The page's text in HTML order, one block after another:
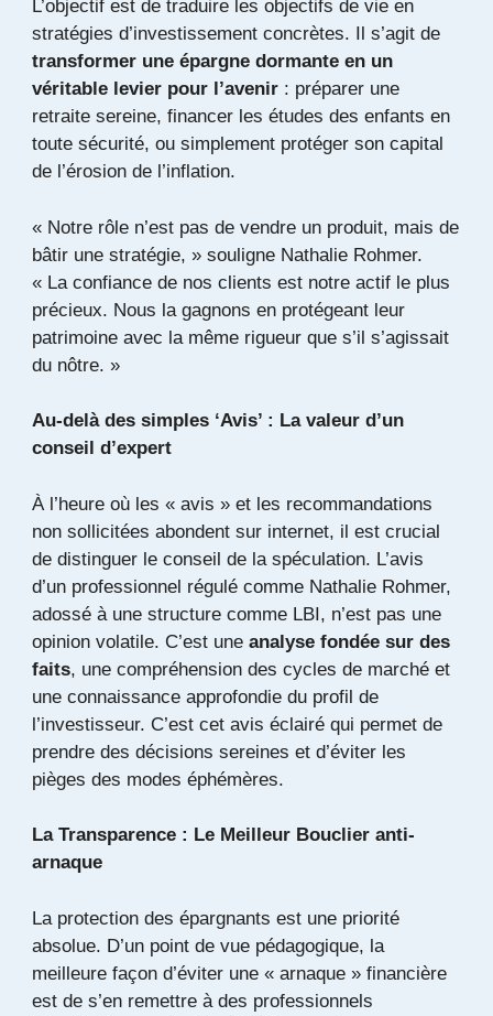
L’objectif est de traduire les objectifs de vie en
stratégies d’investissement concrètes. Il s’agit de
transformer une épargne dormante en un
véritable levier pour l’avenir : préparer une
retraite sereine, financer les études des enfants en
toute sécurité, ou simplement protéger son capital
de l’érosion de l’inflation.
« Notre rôle n’est pas de vendre un produit, mais de
bâtir une stratégie, » souligne Nathalie Rohmer.
« La confiance de nos clients est notre actif le plus
précieux. Nous la gagnons en protégeant leur
patrimoine avec la même rigueur que s’il s’agissait
du nôtre. »
Au-delà des simples ‘Avis’ : La valeur d’un
conseil d’expert
À l’heure où les « avis » et les recommandations
non sollicitées abondent sur internet, il est crucial
de distinguer le conseil de la spéculation. L’avis
d’un professionnel régulé comme Nathalie Rohmer,
adossé à une structure comme LBI, n’est pas une
opinion volatile. C’est une analyse fondée sur des
faits, une compréhension des cycles de marché et
une connaissance approfondie du profil de
l’investisseur. C’est cet avis éclairé qui permet de
prendre des décisions sereines et d’éviter les
pièges des modes éphémères.
La Transparence : Le Meilleur Bouclier anti-
arnaque
La protection des épargnants est une priorité
absolue. D’un point de vue pédagogique, la
meilleure façon d’éviter une « arnaque » financière
est de s’en remettre à des professionnels